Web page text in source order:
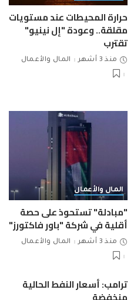
حرارة المحيطات عند مستويات
مقلقة.. وعودة "إل نينيو"
تقترب
منذ 3 أشهر المال والأعمال
المال والأعمال
"مبادلة" تستحوذ على حصة
أقلية في شركة "باور فاكتورز"
منذ 3 أشهر المال والأعمال
ترامب: أسعار النفط الحالية